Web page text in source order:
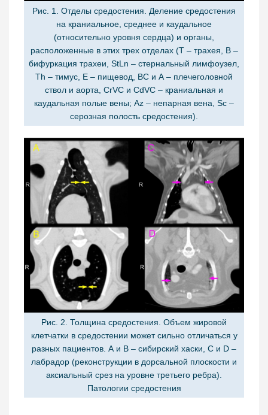
Рис. 1. Отделы средостения. Деление средостения
на краниальное, среднее и каудальное
(относительно уровня сердца) и органы,
расположенные в этих трех отделах (T – трахея, B –
бифуркация трахеи, StLn – стернальный лимфоузел,
Th – тимус, E – пищевод, BC и A – плечеголовной
ствол и аорта, CrVC и CdVC – краниальная и
каудальная полые вены; Az – непарная вена, Sc –
серозная полость средостения).
Рис. 2. Толщина средостения. Объем жировой
клетчатки в средостении может сильно отличаться у
разных пациентов. A и B – сибирский хаски, C и D –
лабрадор (реконструкции в дорсальной плоскости и
аксиальный срез на уровне третьего ребра).
Патологии средостения